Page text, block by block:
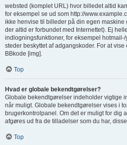
websted (komplet URL) hvor billedet altid
for eksempel se ud som http://
ikke henvise til billeder på din egen
der altid er forbundet med Internettet). Ej
indlogningsfunktioner, for eksempel
steder beskyttet af adgangskoder. For at
BBkode [img].
Top
Hvad er globale bekendtgørelser?
Globale bekendtgørelser indeholder vigtige
når muligt. Globale bekendtgørelser vises i
brugerkontrolpanel. Om det er muligt for dig
afgøres ud fra de tilladelser som du har,
Top